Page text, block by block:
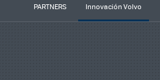
PARTNERS Innovación Volvo